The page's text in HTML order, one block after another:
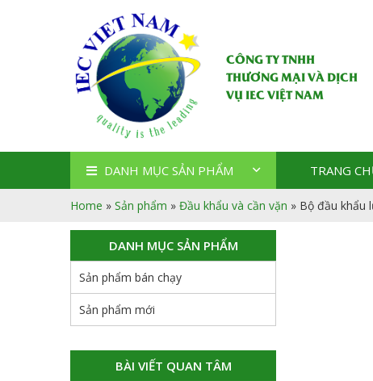
CÔNG TY TNHH
THƯƠNG MẠI VÀ DỊCH
VỤ IEC VIỆT NAM
DANH MỤC SẢN PHẨM TRANG
Home » Sản phẩm » Đầu khẩu và cần vặn » Bộ đầu khẩu
DANH MỤC SẢN PHẨM
Sản phẩm bán chạy
Sản phẩm mới
BÀI VIẾT QUAN TÂM